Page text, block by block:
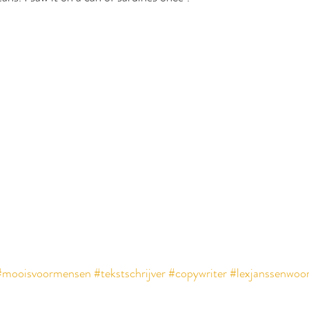
#tekstschrijver#copywriter